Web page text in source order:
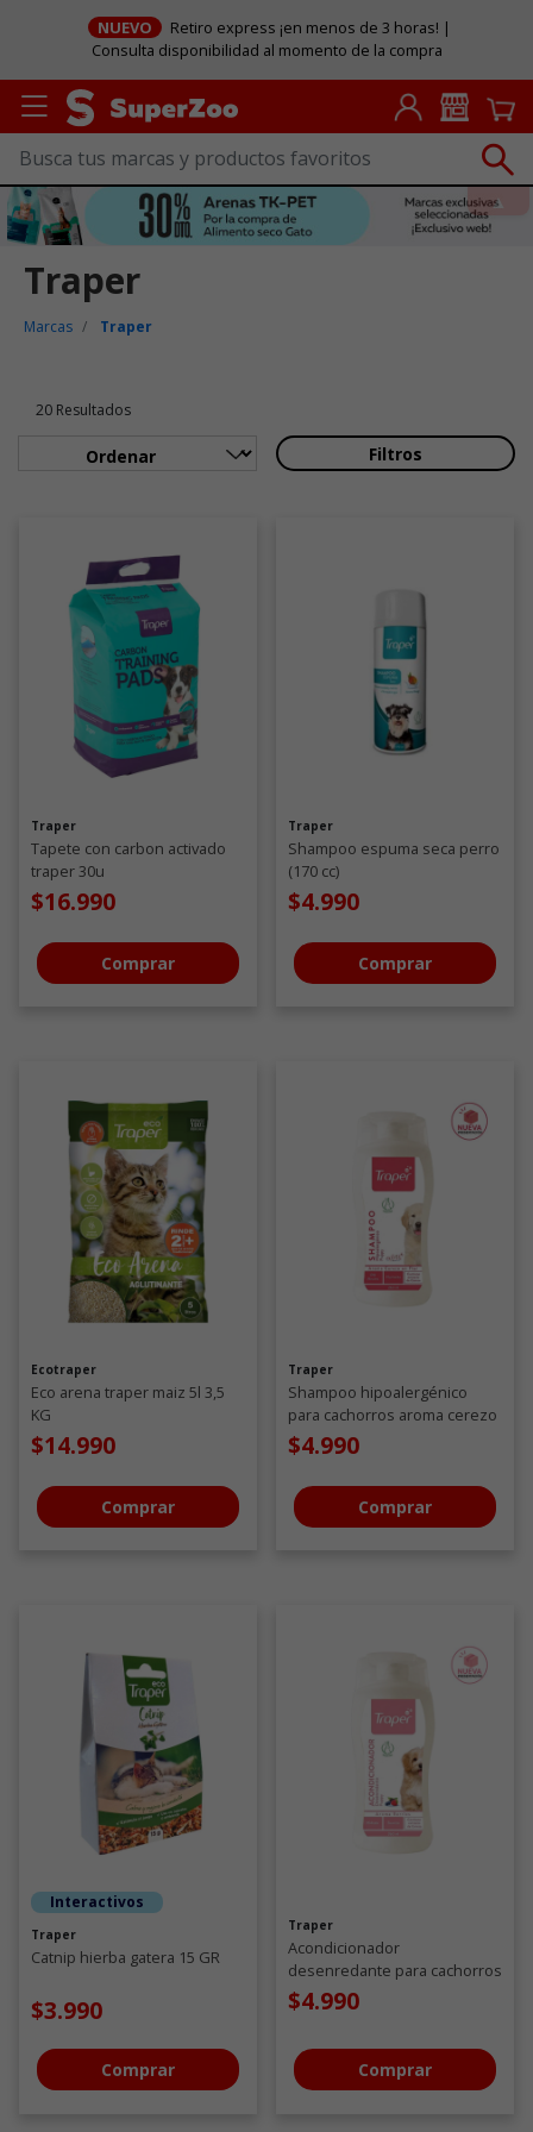
NUEVO
Retiro express ¡en menos de 3 horas! |
Consulta disponibilidad al momento de la compra
Traper
Marcas Traper
20 Resultados
Filtros
Traper
Tapete con carbon activado
traper 30u
$16.990
Comprar
Traper
Shampoo espuma seca perro
(170 cc)
$4.990
Comprar
Ecotraper
Eco arena traper maiz 5l 3,5
KG
$14.990
Comprar
Traper
Shampoo hipoalergénico
para cachorros aroma cerezo
en flor 260 ML
$4.990
Comprar
Interactivos
Traper
Catnip hierba gatera 15 GR
$3.990
Comprar
Traper
Acondicionador
desenredante para cachorros
aroma berries 260 ML
$4.990
Comprar